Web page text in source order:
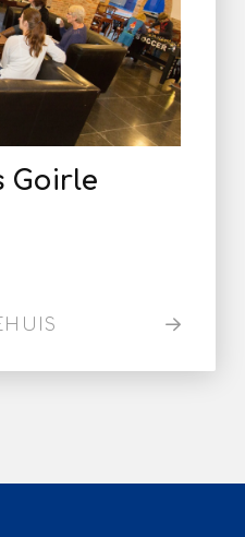
Goirle